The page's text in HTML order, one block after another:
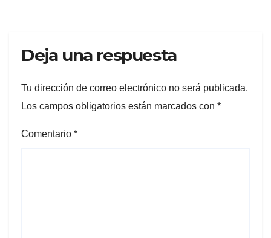
Deja una respuesta
Tu dirección de correo electrónico no será publicada.
Los campos obligatorios están marcados con *
Comentario *